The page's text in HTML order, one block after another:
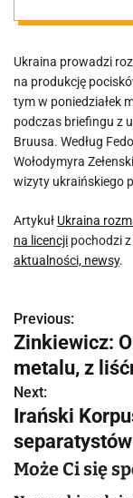
Ukraina prowadzi
na produkcję
tym w poniedziałek
podczas briefingu z
Bruusa. Według
Wołodymyra
wizyty ukraińskiego
Artykuł Ukraina
na licencji pochodzi
aktualności, newsy.
N
a
w
i
g
Previous:
Zinkiewicz:
metalu, z
Next:
Irański
separatystów
Może Ci się